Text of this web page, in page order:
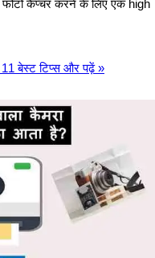
फोटो कैप्चर करने के लिए एक high
बेस्ट टिप्सऔर पढ़ें »